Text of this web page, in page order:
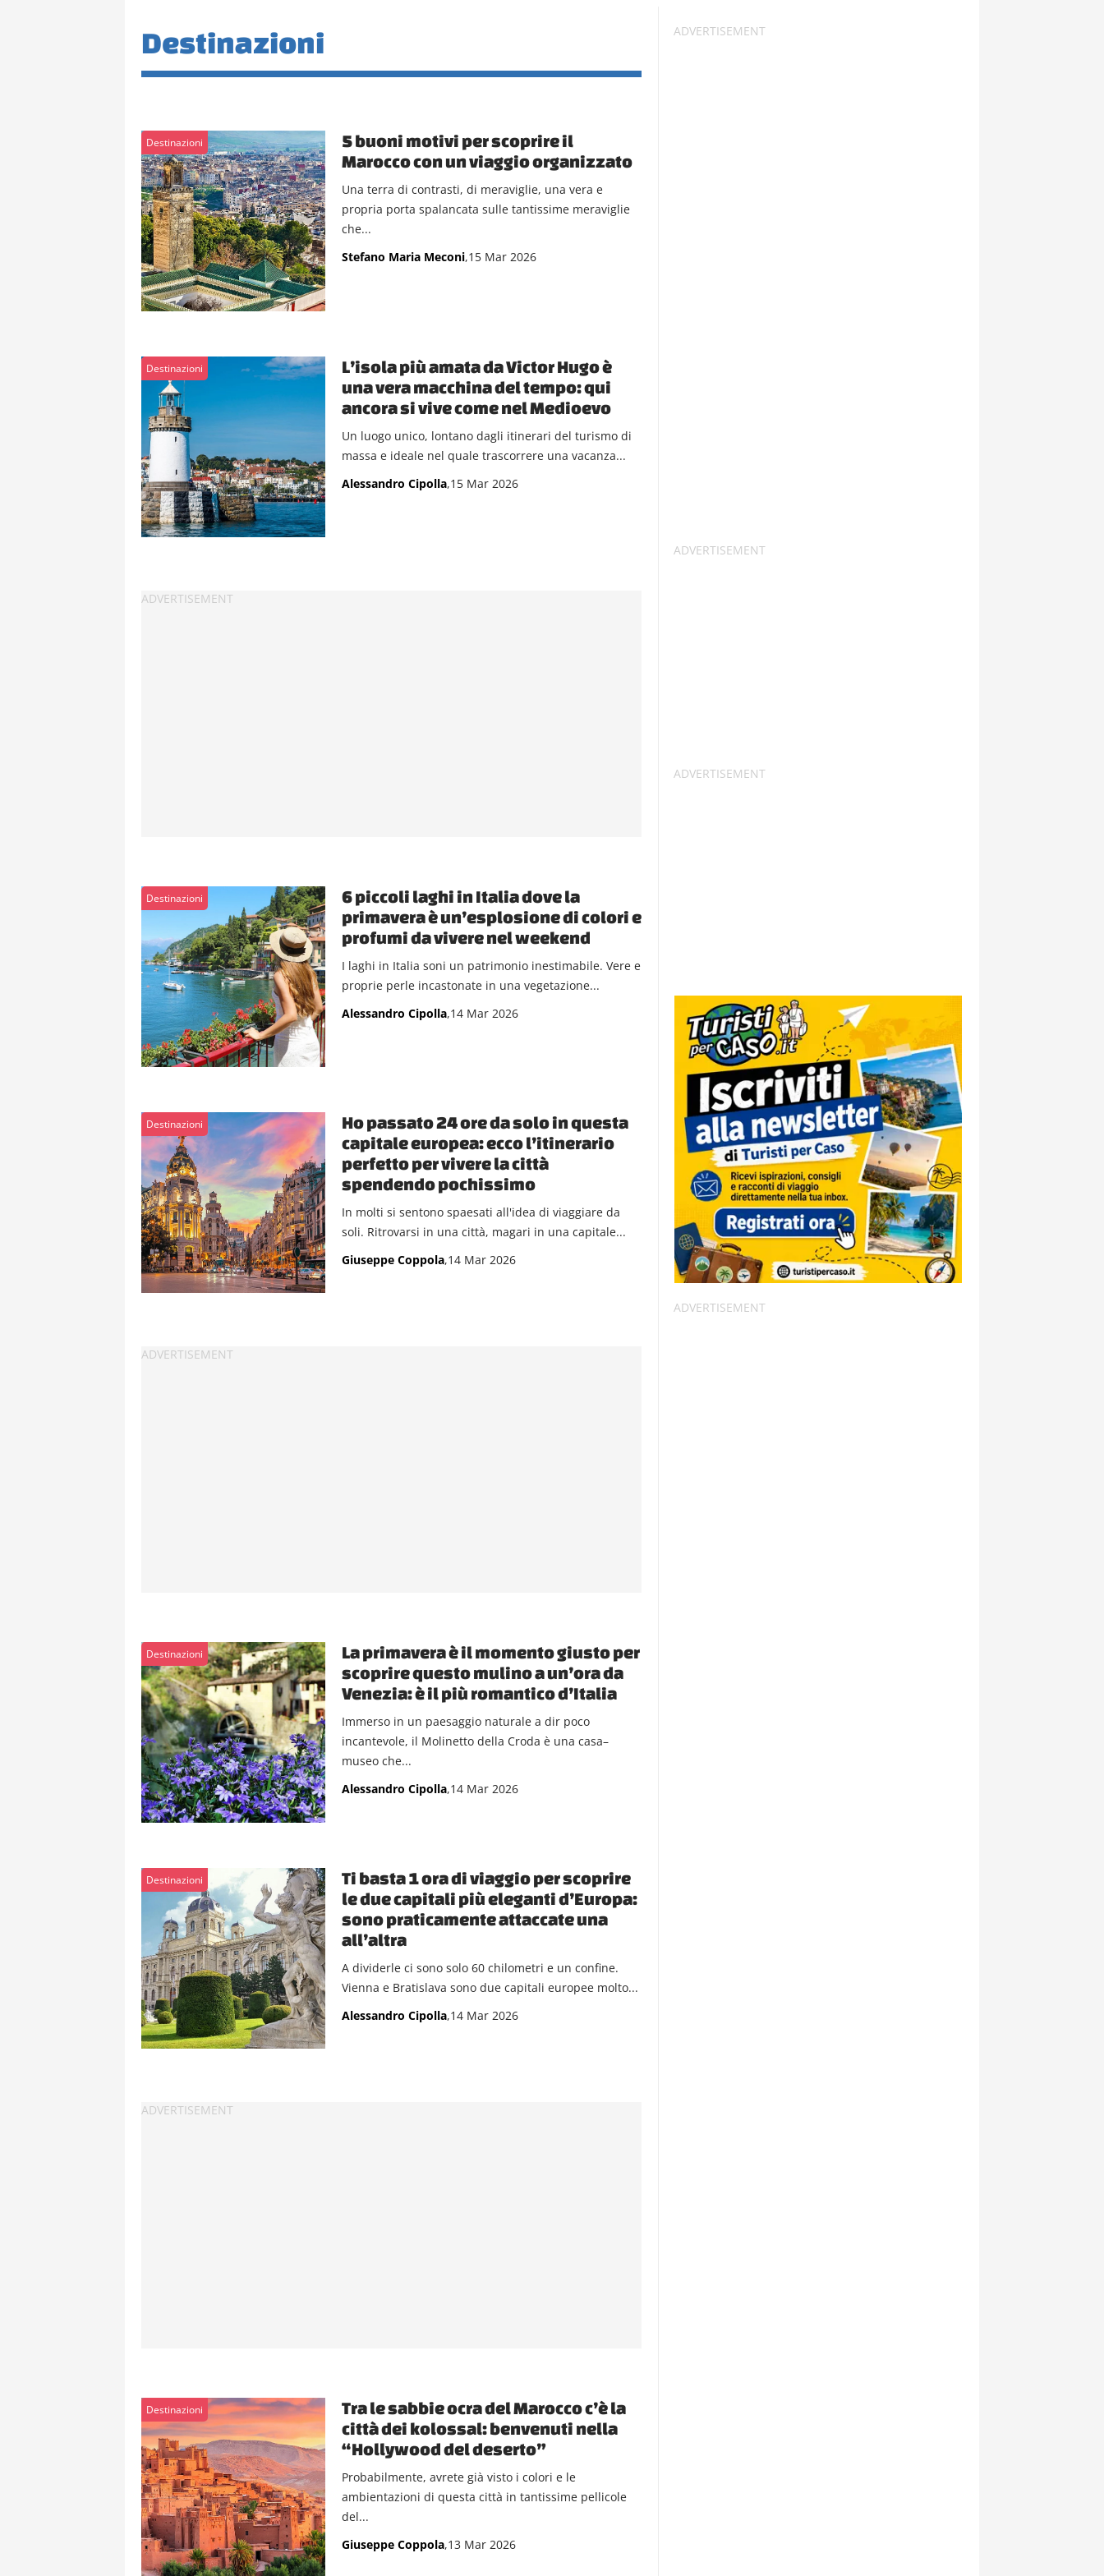
Destinazioni
Destinazioni
5 buoni motivi per scoprire il
Marocco con un viaggio organizzato
Una terra di contrasti, di meraviglie, una vera e
propria porta spalancata sulle tantissime meraviglie
che...
Stefano Maria Meconi,15 Mar 2026
Destinazioni
L’isola più amata da Victor Hugo è
una vera macchina del tempo: qui
ancora si vive come nel Medioevo
Un luogo unico, lontano dagli itinerari del turismo di
massa e ideale nel quale trascorrere una vacanza...
Alessandro Cipolla,15 Mar 2026
Destinazioni
6 piccoli laghi in Italia dove la
primavera è un’esplosione di colori e
profumi da vivere nel weekend
I laghi in Italia soni un patrimonio inestimabile. Vere e
proprie perle incastonate in una vegetazione...
Alessandro Cipolla,14 Mar 2026
Destinazioni
Ho passato 24 ore da solo in questa
capitale europea: ecco l’itinerario
perfetto per vivere la città
spendendo pochissimo
In molti si sentono spaesati all'idea di viaggiare da
soli. Ritrovarsi in una città, magari in una capitale...
Giuseppe Coppola,14 Mar 2026
Destinazioni
La primavera è il momento giusto per
scoprire questo mulino a un’ora da
Venezia: è il più romantico d’Italia
Immerso in un paesaggio naturale a dir poco
incantevole, il Molinetto della Croda è una casa–
museo che...
Alessandro Cipolla,14 Mar 2026
Destinazioni
Ti basta 1 ora di viaggio per scoprire
le due capitali più eleganti d’Europa:
sono praticamente attaccate una
all’altra
A dividerle ci sono solo 60 chilometri e un confine.
Vienna e Bratislava sono due capitali europee molto...
Alessandro Cipolla,14 Mar 2026
Destinazioni
Tra le sabbie ocra del Marocco c’è la
città dei kolossal: benvenuti nella
“Hollywood del deserto”
Probabilmente, avrete già visto i colori e le
ambientazioni di questa città in tantissime pellicole
del...
Giuseppe Coppola,13 Mar 2026